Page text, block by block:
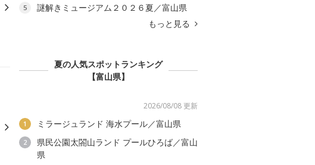
5
謎解きミュージアム２０２６夏／富山県
もっと見る
夏の人気スポットランキング
【富山県】
2026/08/08 更新
1 ミラージュランド 海水プール／富山県
2
県民公園太閤山ランド プールひろば／富山
県